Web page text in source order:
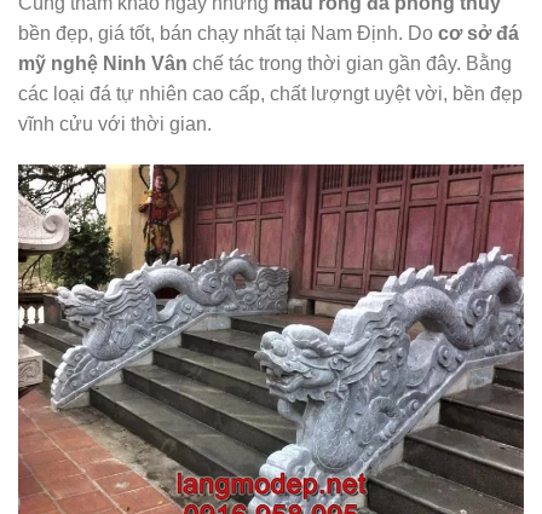
bền đẹp, giá tốt, bán chạy nhất tại Nam Định. Do cơ sở đá
mỹ nghệ Ninh Vân chế tác trong thời gian gần đây. Bằng
các loại đá tự nhiên cao cấp, chất lượngt uyệt vời, bền đẹp
vĩnh cửu với thời gian.